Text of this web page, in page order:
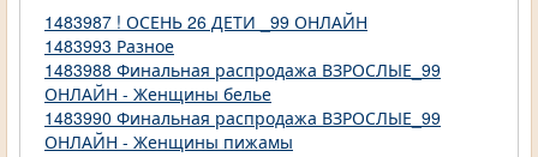
1483987 ! ОСЕНЬ 26 ДЕТИ _99 ОНЛАЙН
1483993 Разное
1483988 Финальная распродажа ВЗРОСЛЫЕ_99
ОНЛАЙН - Женщины белье
1483990 Финальная распродажа ВЗРОСЛЫЕ_99
ОНЛАЙН - Женщины пижамы